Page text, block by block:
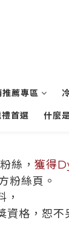
薦專區
首選 什麼
絲， 獲得
粉絲頁。
，
資格， 恕不